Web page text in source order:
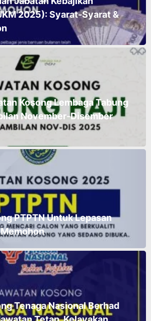
2025): Syarat-Syarat &
Kosong Lembaga Tabung
November-Disember
PTPTN Untuk Lepasan
Tenaga Nasional Berhad